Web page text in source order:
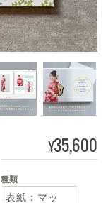
¥35,600
種類